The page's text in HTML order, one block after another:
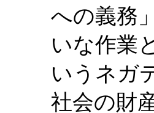
への義務
いな作業
いうネガ
社会の財